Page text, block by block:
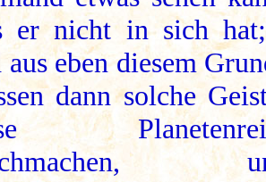
er nicht in sich
aus eben diesem
dann solche